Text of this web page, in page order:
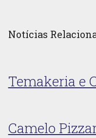
Notícias
Temakeria e
Camelo